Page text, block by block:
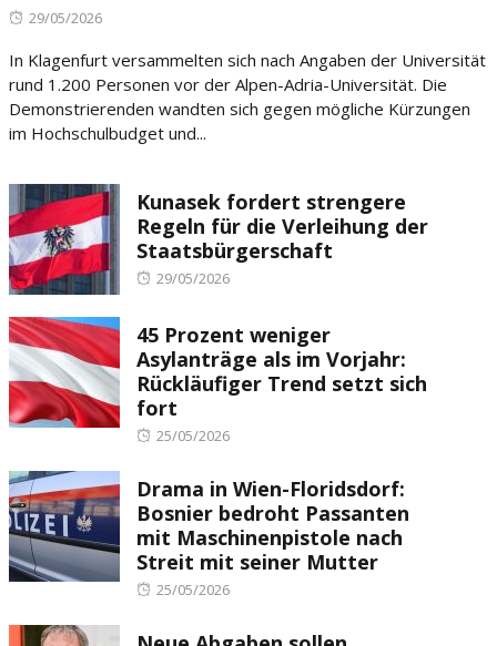
Posted
29/05/2026
In Klagenfurt versammelten sich nach Angaben der Universität
rund 1.200 Personen vor der Alpen-Adria-Universität. Die
Demonstrierenden wandten sich gegen mögliche Kürzungen
im Hochschulbudget und...
Kunasek fordert strengere
Regeln für die Verleihung der
Staatsbürgerschaft
Posted
29/05/2026
45 Prozent weniger
Asylanträge als im Vorjahr:
Rückläufiger Trend setzt sich
fort
Posted
25/05/2026
Drama in Wien-Floridsdorf:
Bosnier bedroht Passanten
mit Maschinenpistole nach
Streit mit seiner Mutter
Posted
25/05/2026